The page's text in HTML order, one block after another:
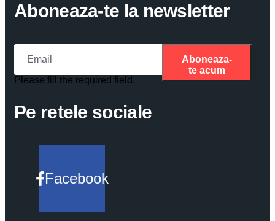
Aboneaza-te la newsletter
Please fill the required field.
Aboneaza-
te acum
Pe retele sociale
Facebook